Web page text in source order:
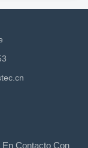
En Contacto Con